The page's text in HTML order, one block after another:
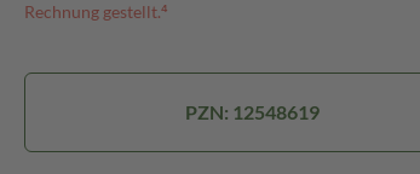
Rechnung gestellt.⁴
PZN: 12548619